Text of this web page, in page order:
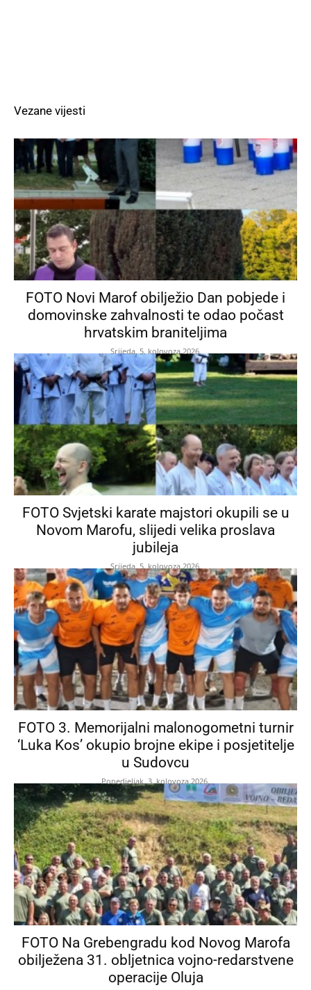
Vezane vijesti
FOTO Novi Marof obilježio Dan pobjede i
domovinske zahvalnosti te odao počast
hrvatskim braniteljima
Srijeda, 5. kolovoza 2026.
FOTO Svjetski karate majstori okupili se u
Novom Marofu, slijedi velika proslava
jubileja
Srijeda, 5. kolovoza 2026.
FOTO 3. Memorijalni malonogometni turnir
‘Luka Kos’ okupio brojne ekipe i posjetitelje
u Sudovcu
Ponedjeljak, 3. kolovoza 2026.
FOTO Na Grebengradu kod Novog Marofa
obilježena 31. obljetnica vojno-redarstvene
operacije Oluja